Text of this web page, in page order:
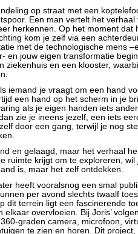
op straat met een
Een man vertelt het verhaal
herkennen. Op het moment dat
kom je zelf via een
met de technologische mens
en jouw eigen transformatie
ziekenhuis en een klooster,
iemand je vraagt om een hand
een hand op het scherm in je
als je eigen handen iets
zie je ineens jezelf, een iets
door een gang, terwijl je nog
en gelaagd, maar het verhaal
ruimte krijgt om te exploreren, wil
is, maar het zelf ontdekken.
heeft vooralsnog een smal
per avond slechts twaalf
dit terrein ligt een fascinerende
elkaar overvloeien. Bij Joris’
graden camera, microfoon,
te zien en horen. Dit project,